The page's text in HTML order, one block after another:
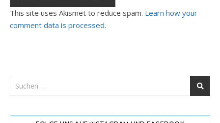
This site uses Akismet to reduce spam. Learn how your
comment data is processed.